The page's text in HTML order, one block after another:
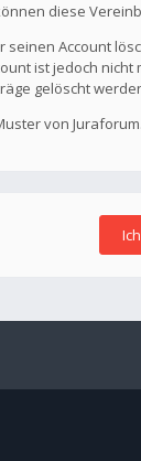
diese
seinen Account
ist jedoch
gelöscht
von